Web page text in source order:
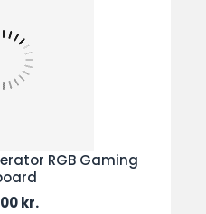
RGB Gaming
kr.